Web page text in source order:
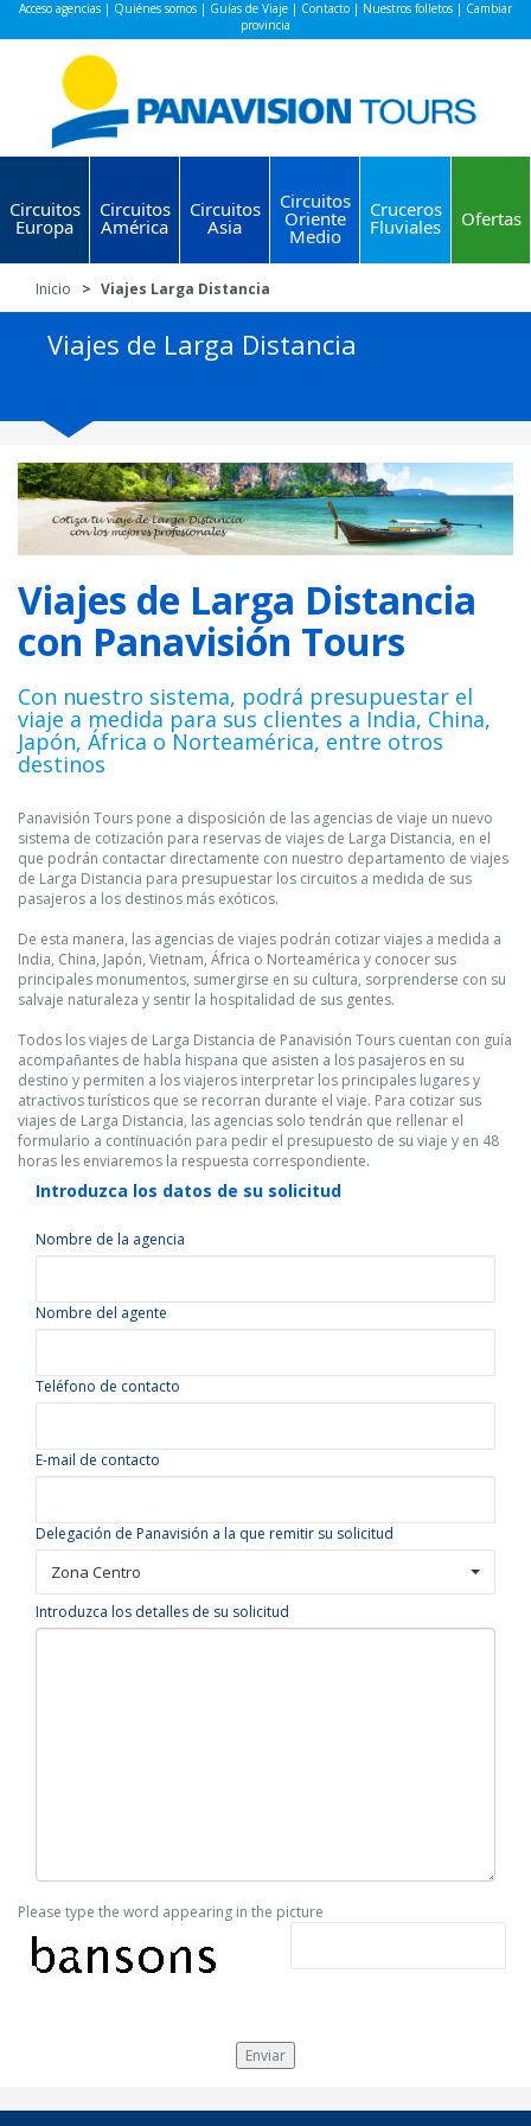
Acceso agencias | Quiénes somos | Guías de Viaje | Contacto | Nuestros folletos | Cambiar
provincia
Circuitos
Europa
Circuitos
América
Circuitos
Asia
Circuitos
Oriente
Medio
Cruceros
Fluviales Ofertas
Inicio Viajes Larga Distancia
Viajes de Larga Distancia
Viajes de Larga Distancia
con Panavisión Tours
Con nuestro sistema, podrá presupuestar el
viaje a medida para sus clientes a India, China,
Japón, África o Norteamérica, entre otros
destinos
Panavisión Tours pone a disposición de las agencias de viaje un nuevo
sistema de cotización para reservas de viajes de Larga Distancia, en el
que podrán contactar directamente con nuestro departamento de viajes
de Larga Distancia para presupuestar los circuitos a medida de sus
pasajeros a los destinos más exóticos.
De esta manera, las agencias de viajes podrán cotizar viajes a medida a
India, China, Japón, Vietnam, África o Norteamérica y conocer sus
principales monumentos, sumergirse en su cultura, sorprenderse con su
salvaje naturaleza y sentir la hospitalidad de sus gentes.
Todos los viajes de Larga Distancia de Panavisión Tours cuentan con guía
acompañantes de habla hispana que asisten a los pasajeros en su
destino y permiten a los viajeros interpretar los principales lugares y
atractivos turísticos que se recorran durante el viaje. Para cotizar sus
viajes de Larga Distancia, las agencias solo tendrán que rellenar el
formulario a continuación para pedir el presupuesto de su viaje y en 48
horas les enviaremos la respuesta correspondiente.
Introduzca los datos de su solicitud
Nombre de la agencia
Nombre del agente
Teléfono de contacto
E-mail de contacto
Delegación de Panavisión a la que remitir su solicitud
Zona Centro
Introduzca los detalles de su solicitud
Please type the word appearing in the picture